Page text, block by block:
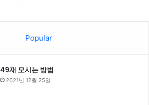
Popular
49재 모시는 방법
2021년 12월 25일